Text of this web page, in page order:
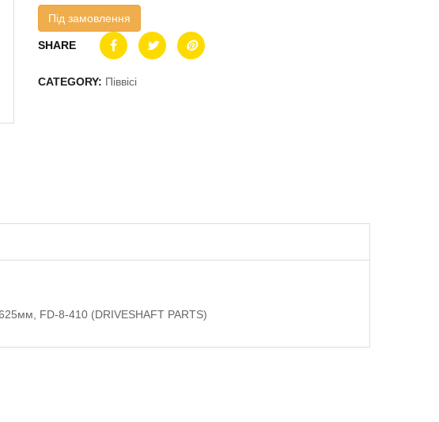
Під замовлення
SHARE
CATEGORY: Піввісі
FD-8-410 (DRIVESHAFT PARTS)